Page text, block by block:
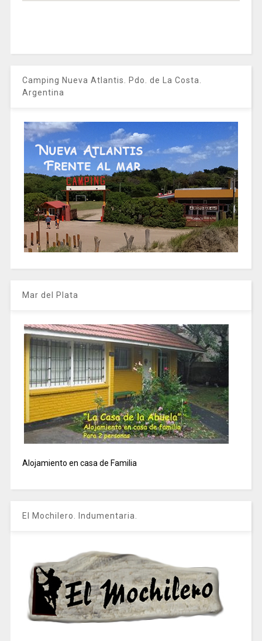
Camping Nueva Atlantis. Pdo. de La Costa.
Argentina
Mar del Plata
Alojamiento en casa de Familia
El Mochilero. Indumentaria.